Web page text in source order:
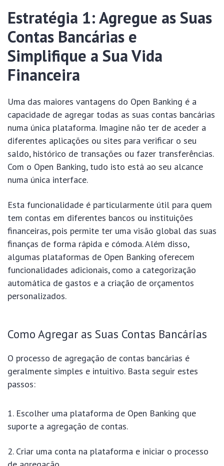
Estratégia 1: Agregue as Suas
Contas Bancárias e
Simplifique a Sua Vida
Financeira
Uma das maiores vantagens do Open Banking é a
capacidade de agregar todas as suas contas bancárias
numa única plataforma. Imagine não ter de aceder a
diferentes aplicações ou sites para verificar o seu
saldo, histórico de transações ou fazer transferências.
Com o Open Banking, tudo isto está ao seu alcance
numa única interface.
Esta funcionalidade é particularmente útil para quem
tem contas em diferentes bancos ou instituições
financeiras, pois permite ter uma visão global das suas
finanças de forma rápida e cómoda. Além disso,
algumas plataformas de Open Banking oferecem
funcionalidades adicionais, como a categorização
automática de gastos e a criação de orçamentos
personalizados.
Como Agregar as Suas Contas Bancárias
O processo de agregação de contas bancárias é
geralmente simples e intuitivo. Basta seguir estes
passos:
Escolher uma plataforma de Open Banking que
suporte a agregação de contas.
Criar uma conta na plataforma e iniciar o processo